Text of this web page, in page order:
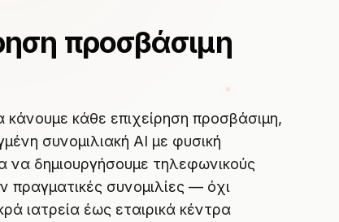
προσβάσιμη
κάθε επιχείρηση προσβάσιμη,
συνομιλιακή AI με φυσική
να δημιουργήσουμε τηλεφωνικούς
πραγματικές συνομιλίες — όχι
ιατρεία έως εταιρικά κέντρα